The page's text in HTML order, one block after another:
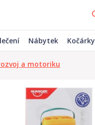
Nábytek Kočárky
a motoriku